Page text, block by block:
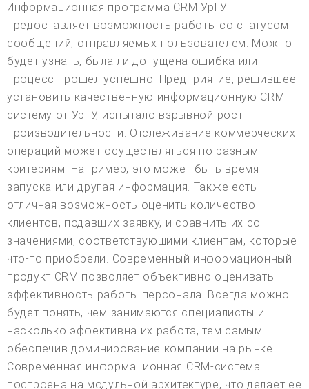
Информационная программа CRM УрГУ
предоставляет возможность работы со статусом
сообщений, отправляемых пользователем. Можно
будет узнать, была ли допущена ошибка или
процесс прошел успешно. Предприятие, решившее
установить качественную информационную CRM-
систему от УрГУ, испытало взрывной рост
производительности. Отслеживание коммерческих
операций может осуществляться по разным
критериям. Например, это может быть время
запуска или другая информация. Также есть
отличная возможность оценить количество
клиентов, подавших заявку, и сравнить их со
значениями, соответствующими клиентам, которые
что-то приобрели. Современный информационный
продукт CRM позволяет объективно оценивать
эффективность работы персонала. Всегда можно
будет понять, чем занимаются специалисты и
насколько эффективна их работа, тем самым
обеспечив доминирование компании на рынке.
Современная информационная CRM-система
построена на модульной архитектуре, что делает ее